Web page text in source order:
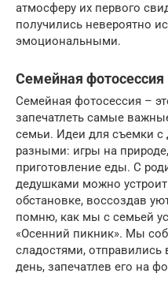
атмосферу их первого
получились невероятно
эмоциональными.
Семейная фотосессия
Семейная фотосессия –
запечатлеть самые
семьи. Идеи для съемки
разными: игры на
приготовление еды. С
дедушками можно
обстановке, воссоздав
помню, как мы с семьей
«Осенний пикник». Мы
сладостями,
день, запечатлев его на